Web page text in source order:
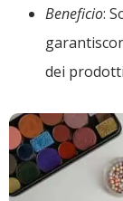
Beneficio:
dei